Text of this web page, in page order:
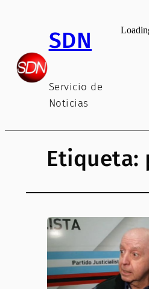
contenidoSDN
Servicio de
Noticias
Etiqueta: